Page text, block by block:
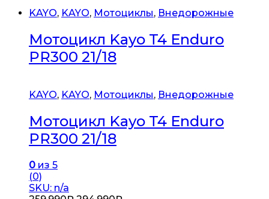
KAYO, KAYO, Мотоциклы, Внедорожные
Мотоцикл Kayo T4 Enduro
PR300 21/18
KAYO, KAYO, Мотоциклы, Внедорожные
Мотоцикл Kayo T4 Enduro
PR300 21/18
0 из 5
(0)
SKU: n/a